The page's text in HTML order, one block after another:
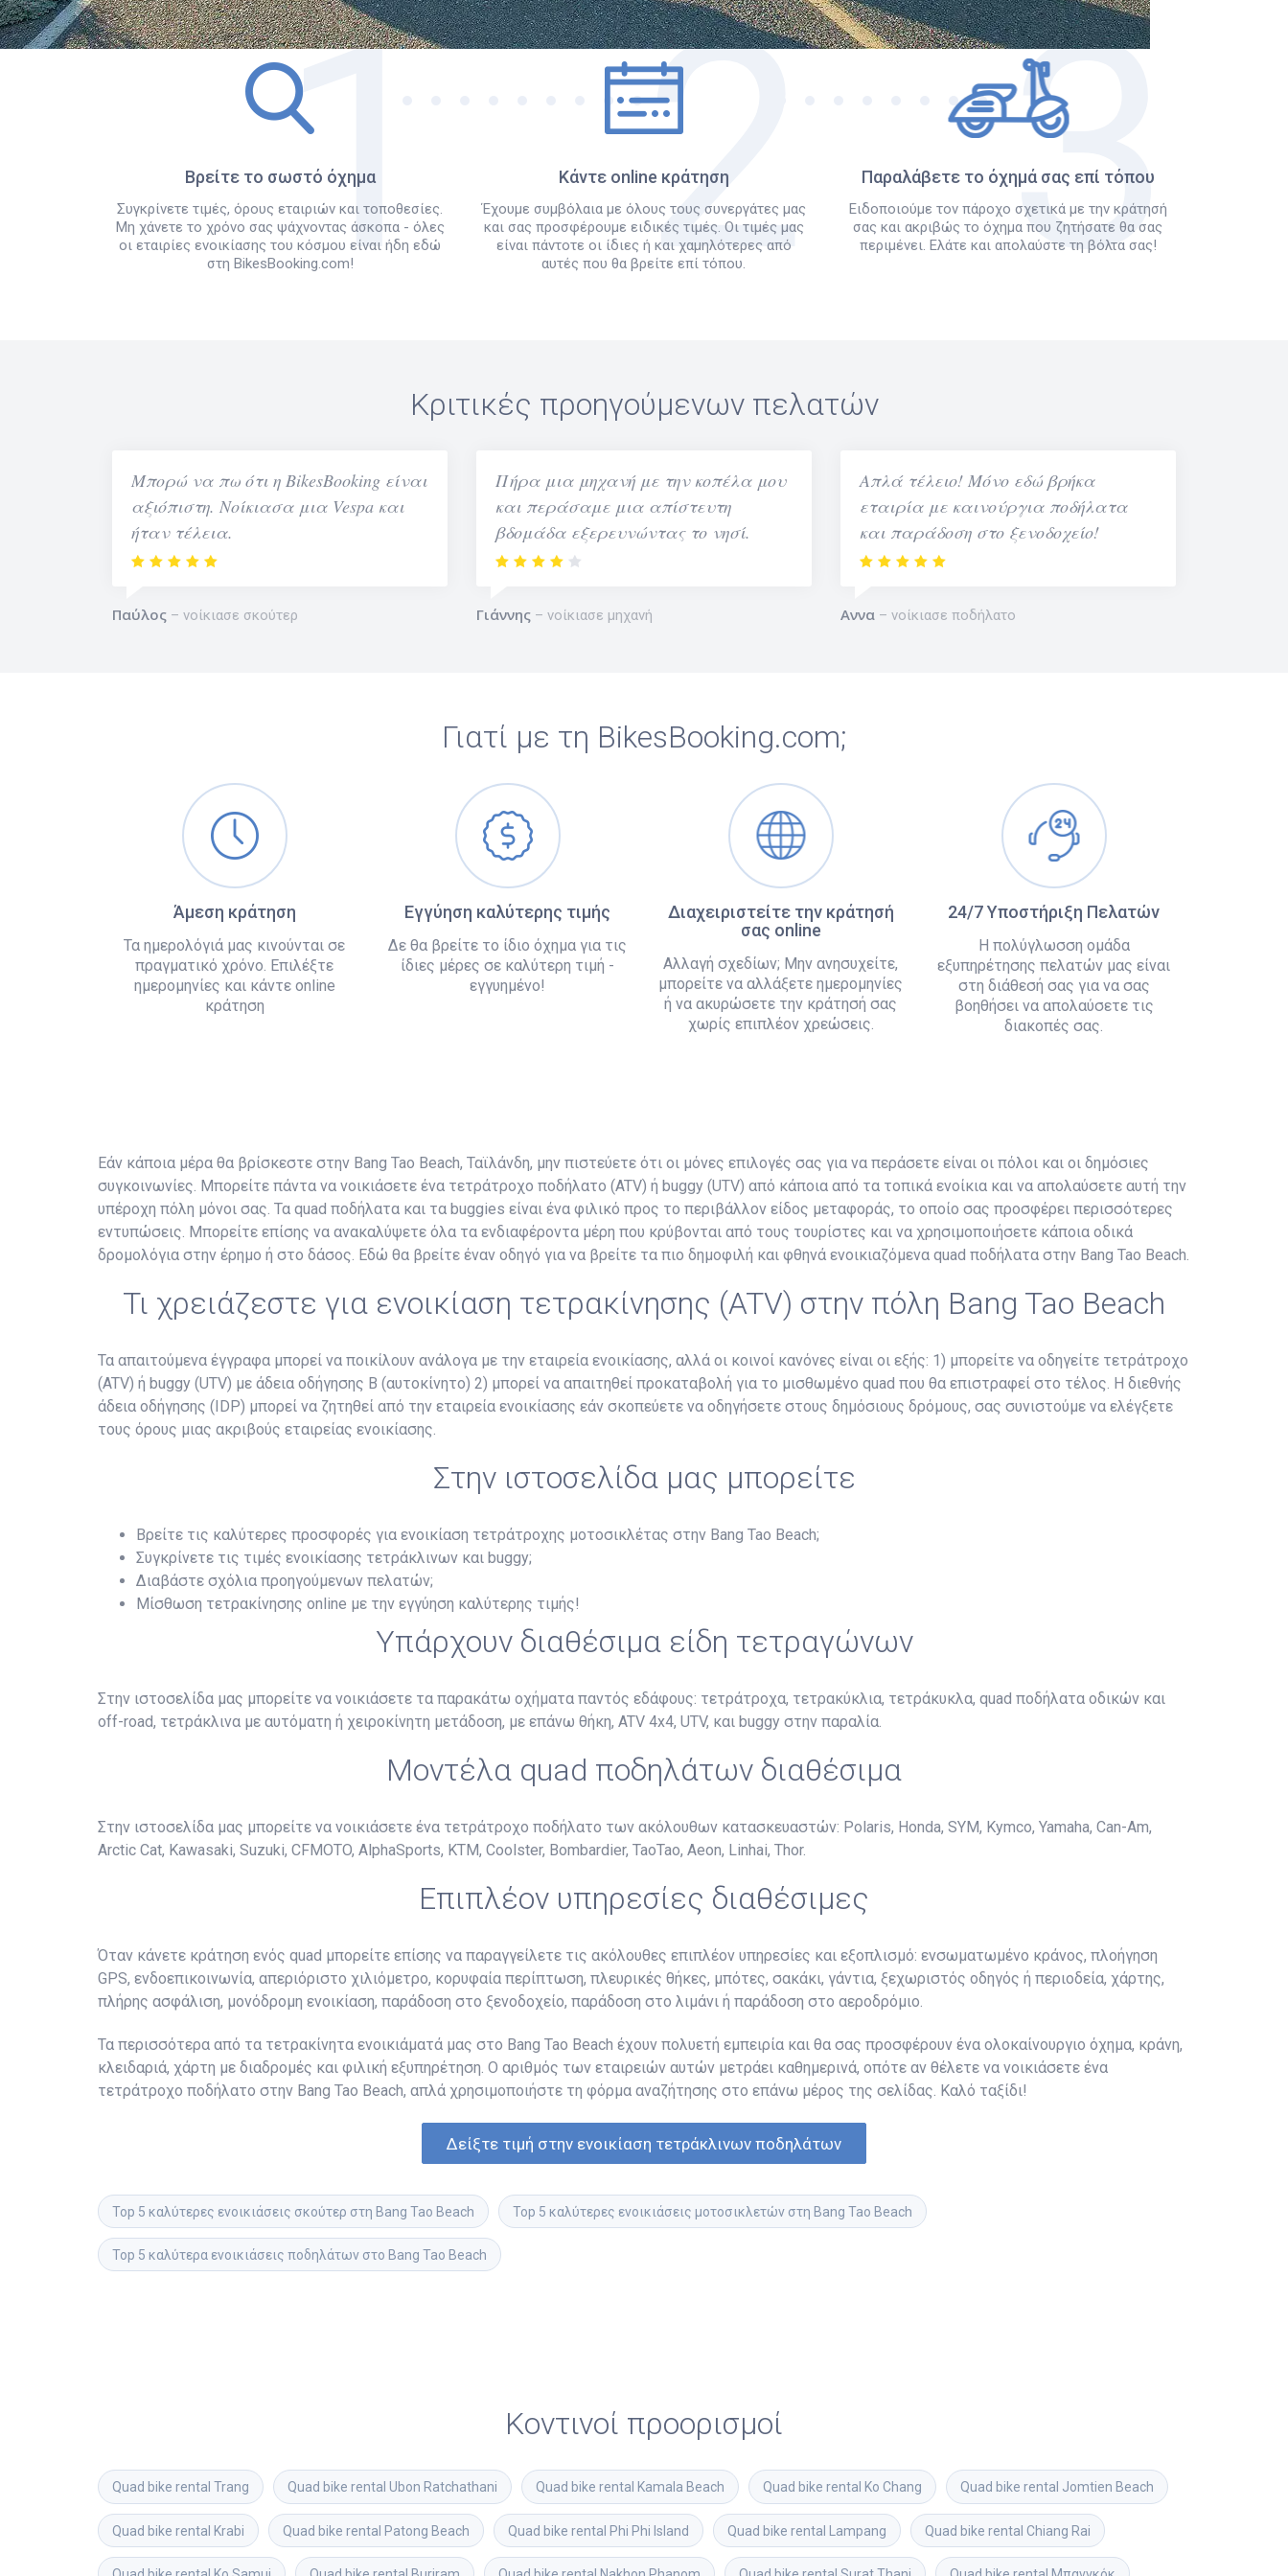
Πώς λειτουργεί
Βρείτε το σωστό όχημα
Συγκρίνετε τιμές, όρους εταιριών και τοποθεσίες.
Μη χάνετε το χρόνο σας ψάχνοντας άσκοπα - όλες
οι εταιρίες ενοικίασης του κόσμου είναι ήδη εδώ
στη BikesBooking.com!
Κάντε online κράτηση
Έχουμε συμβόλαια με όλους τους συνεργάτες μας
και σας προσφέρουμε ειδικές τιμές. Οι τιμές μας
είναι πάντοτε οι ίδιες ή και χαμηλότερες από
αυτές που θα βρείτε επί τόπου.
Παραλάβετε το όχημά σας επί τόπου
Ειδοποιούμε τον πάροχο σχετικά με την κράτησή
σας και ακριβώς το όχημα που ζητήσατε θα σας
περιμένει. Ελάτε και απολαύστε τη βόλτα σας!
Κριτικές προηγούμενων πελατών
Μπορώ να πω ότι η BikesBooking είναι
αξιόπιστη. Νοίκιασα μια Vespa και
ήταν τέλεια.
Παύλος νοίκιασε σκούτερ
Πήρα μια μηχανή με την κοπέλα μου
και περάσαμε μια απίστευτη
βδομάδα εξερευνώντας το νησί.
Γιάννης νοίκιασε μηχανή
Απλά τέλειο! Μόνο εδώ βρήκα
εταιρία με καινούργια ποδήλατα
και παράδοση στο ξενοδοχείο!
Αννα νοίκιασε ποδήλατο
Γιατί με τη BikesBooking.com;
Άμεση κράτηση
Τα ημερολόγιά μας κινούνται σε
πραγματικό χρόνο. Επιλέξτε
ημερομηνίες και κάντε online
κράτηση
Εγγύηση καλύτερης τιμής
Δε θα βρείτε το ίδιο όχημα για τις
ίδιες μέρες σε καλύτερη τιμή -
εγγυημένο!
Διαχειριστείτε την κράτησή
σας online
Αλλαγή σχεδίων; Μην ανησυχείτε,
μπορείτε να αλλάξετε ημερομηνίες
ή να ακυρώσετε την κράτησή σας
χωρίς επιπλέον χρεώσεις.
24/7 Υποστήριξη Πελατών
Η πολύγλωσση ομάδα
εξυπηρέτησης πελατών μας είναι
στη διάθεσή σας για να σας
βοηθήσει να απολαύσετε τις
διακοπές σας.
Εάν κάποια μέρα θα βρίσκεστε στην Bang Tao Beach, Ταϊλάνδη, μην πιστεύετε ότι οι μόνες επιλογές σας για να περάσετε είναι οι πόλοι και οι δημόσιες
συγκοινωνίες. Μπορείτε πάντα να νοικιάσετε ένα τετράτροχο ποδήλατο (ATV) ή buggy (UTV) από κάποια από τα τοπικά ενοίκια και να απολαύσετε αυτή την
υπέροχη πόλη μόνοι σας. Τα quad ποδήλατα και τα buggies είναι ένα φιλικό προς το περιβάλλον είδος μεταφοράς, το οποίο σας προσφέρει περισσότερες
εντυπώσεις. Μπορείτε επίσης να ανακαλύψετε όλα τα ενδιαφέροντα μέρη που κρύβονται από τους τουρίστες και να χρησιμοποιήσετε κάποια οδικά
δρομολόγια στην έρημο ή στο δάσος. Εδώ θα βρείτε έναν οδηγό για να βρείτε τα πιο δημοφιλή και φθηνά ενοικιαζόμενα quad ποδήλατα στην Bang Tao Beach.
Τι χρειάζεστε για ενοικίαση τετρακίνησης (ATV) στην πόλη Bang Tao Beach
Τα απαιτούμενα έγγραφα μπορεί να ποικίλουν ανάλογα με την εταιρεία ενοικίασης, αλλά οι κοινοί κανόνες είναι οι εξής: 1) μπορείτε να οδηγείτε τετράτροχο
(ATV) ή buggy (UTV) με άδεια οδήγησης B (αυτοκίνητο) 2) μπορεί να απαιτηθεί προκαταβολή για το μισθωμένο quad που θα επιστραφεί στο τέλος. Η διεθνής
άδεια οδήγησης (IDP) μπορεί να ζητηθεί από την εταιρεία ενοικίασης εάν σκοπεύετε να οδηγήσετε στους δημόσιους δρόμους, σας συνιστούμε να ελέγξετε
τους όρους μιας ακριβούς εταιρείας ενοικίασης.
Στην ιστοσελίδα μας μπορείτε
Βρείτε τις καλύτερες προσφορές για ενοικίαση τετράτροχης μοτοσικλέτας στην Bang Tao Beach;
Συγκρίνετε τις τιμές ενοικίασης τετράκλινων και buggy;
Διαβάστε σχόλια προηγούμενων πελατών;
Μίσθωση τετρακίνησης online με την εγγύηση καλύτερης τιμής!
Υπάρχουν διαθέσιμα είδη τετραγώνων
Στην ιστοσελίδα μας μπορείτε να νοικιάσετε τα παρακάτω οχήματα παντός εδάφους: τετράτροχα, τετρακύκλια, τετράκυκλα, quad ποδήλατα οδικών και
off-road, τετράκλινα με αυτόματη ή χειροκίνητη μετάδοση, με επάνω θήκη, ATV 4x4, UTV, και buggy στην παραλία.
Μοντέλα quad ποδηλάτων διαθέσιμα
Στην ιστοσελίδα μας μπορείτε να νοικιάσετε ένα τετράτροχο ποδήλατο των ακόλουθων κατασκευαστών: Polaris, Honda, SYM, Kymco, Yamaha, Can-Am,
Arctic Cat, Kawasaki, Suzuki, CFMOTO, AlphaSports, KTM, Coolster, Bombardier, TaoTao, Aeon, Linhai, Thor.
Επιπλέον υπηρεσίες διαθέσιμες
Όταν κάνετε κράτηση ενός quad μπορείτε επίσης να παραγγείλετε τις ακόλουθες επιπλέον υπηρεσίες και εξοπλισμό: ενσωματωμένο κράνος, πλοήγηση
GPS, ενδοεπικοινωνία, απεριόριστο χιλιόμετρο, κορυφαία περίπτωση, πλευρικές θήκες, μπότες, σακάκι, γάντια, ξεχωριστός οδηγός ή περιοδεία, χάρτης,
πλήρης ασφάλιση, μονόδρομη ενοικίαση, παράδοση στο ξενοδοχείο, παράδοση στο λιμάνι ή παράδοση στο αεροδρόμιο.
Τα περισσότερα από τα τετρακίνητα ενοικιάματά μας στο Bang Tao Beach έχουν πολυετή εμπειρία και θα σας προσφέρουν ένα ολοκαίνουργιο όχημα, κράνη,
κλειδαριά, χάρτη με διαδρομές και φιλική εξυπηρέτηση. Ο αριθμός των εταιρειών αυτών μετράει καθημερινά, οπότε αν θέλετε να νοικιάσετε ένα
τετράτροχο ποδήλατο στην Bang Tao Beach, απλά χρησιμοποιήστε τη φόρμα αναζήτησης στο επάνω μέρος της σελίδας. Καλό ταξίδι!
Δείξτε τιμή στην ενοικίαση τετράκλινων ποδηλάτων
Top 5 καλύτερες ενοικιάσεις σκούτερ στη Bang Tao Beach Top 5 καλύτερες ενοικιάσεις μοτοσικλετών στη Bang Tao Beach
Top 5 καλύτερα ενοικιάσεις ποδηλάτων στο Bang Tao Beach
Κοντινοί προορισμοί
Quad bike rental Trang Quad bike rental Ubon Ratchathani Quad bike rental Kamala Beach Quad bike rental Ko Chang Quad bike rental Jomtien Beach
Quad bike rental Krabi Quad bike rental Patong Beach Quad bike rental Phi Phi Island Quad bike rental Lampang Quad bike rental Chiang Rai